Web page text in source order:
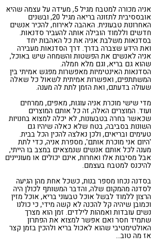
אניה מכורה למטבח מגיל 5, מעידה על עצמה שהיא
אובססיבית לתזונה בריאה מגיל 20, ובשנים
האחרונות טבעונית. האהבה לאירוח, להכיר אנשים
חדשים וללמוד הובילה אותה להעביר סדנאות.
בסדנאות משלבת אניה את כל האהבות יחד
ואת הידע שצברה בדרך. דרך הסדנאות מעבירה
אניה לאנשים את הפשטות והשמחה שיש באוכל,
שהוא גם בריא, וגם מלא חמלה.
הסדנאות האינטימיות מאפשרות מפגש אמיתי בין
המשתתפים, ואפשרות אמיתית לשאול כל שאלה
שעולה בדעתם, ואת הזמן לתת לה מענה.
מדי שישי מוכרת אניה עוגות, מאפים, ממרחים
ועוד. המוצרים האלה, זה כל אותם המוצרים
שכאשר בחרה בטבעונות, לא יכלה למצוא בחנויות
השונות בסביבה, בטח שלא כאלה שיהיו גם
טעימים ובריאים, ולכן נאלצה להכין הכל בבית.
'היום אני מוכרת אותם', מספרת אניה, כדי לתת
מענה לכל אותם אנשים שנמצאים במצב בו הייתי,
אבל מסיבות אלו ואחרות, אינם יכולים או מעוניינים
להיכנס למטבח בעצמם.
בסדנה נכחו מספר בנות, כשכל אחת מהן הגיעה
לסדנה מהמקום שלה, והדבר המשותף לכולן היה
הרצון ללמוד לבשל אוכל טבעוני בריא, אוכל מזין
וכמובן שיהיה קל להכנה לא קשה מידי, כי כולנו
נשים עובדות ואמהות לילדים. זמן הוא מצרך
שתמיד חסר ואם אפשר למצוא את הפתרון
האולטימטיבי שהוא לאכול בריא ולהכין בזמן קצר
אז מה טוב…